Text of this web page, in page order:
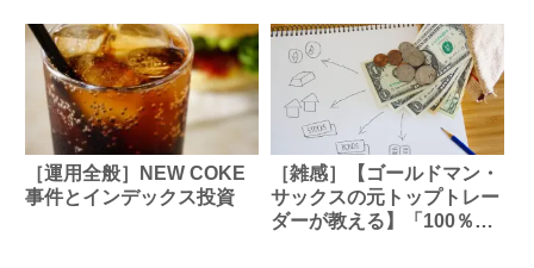
は？ 安い手数料が思わぬ
弊害につながる危険性も
［運用全般］NEW COKE
事件とインデックス投資
［雑感］【ゴールドマン・
サックスの元トップトレー
ダーが教える】「100％オ